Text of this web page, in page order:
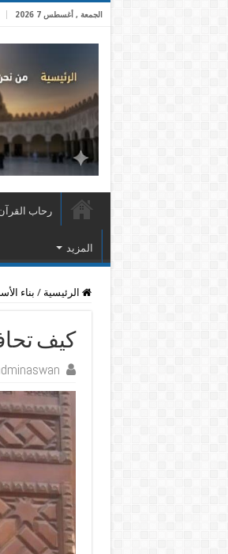
الجمعة , أغسطس 7 2026
رحاب
المزيد
الرئيسية / بناء
كيف